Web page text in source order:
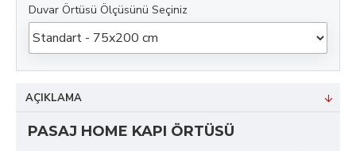
Duvar Örtüsü Ölçüsünü Seçiniz
AÇIKLAMA
PASAJ HOME KAPI ÖRTÜSÜ